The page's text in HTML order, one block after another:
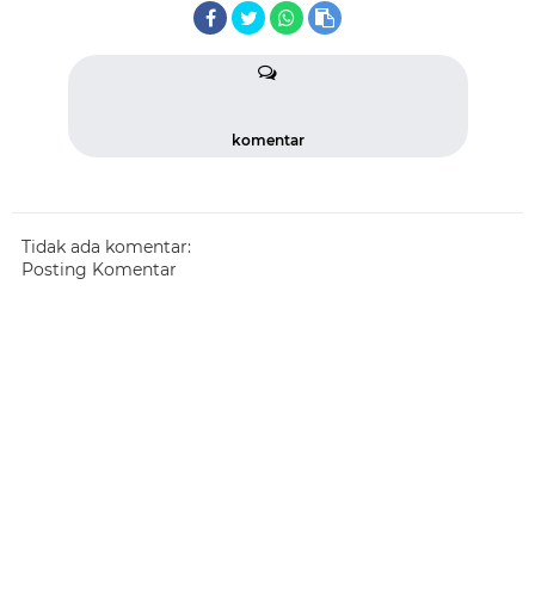
komentar
Tidak ada komentar:
Posting Komentar